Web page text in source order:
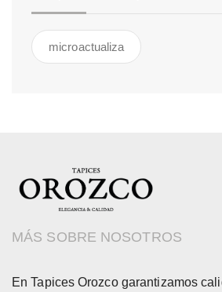
microactualiza
MÁS SOBRE NOSOTROS
En Tapices Orozco garantizamos